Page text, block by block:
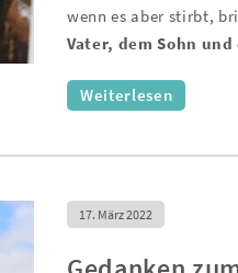
wenn es aber stirbt,
Vater, dem Sohn
Weiterlesen
17. März 2022